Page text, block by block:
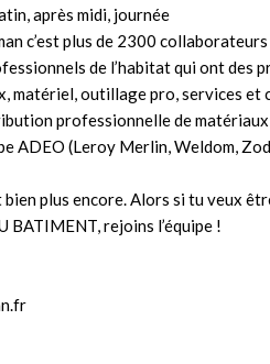
après midi, journée
c’est plus de 2300
de l’habitat qui ont des
matériel, outillage pro, services et
professionnelle de
ADEO (Leroy Merlin, Weldom,
bien plus encore. Alors si tu veux
BATIMENT, rejoins l’équipe !